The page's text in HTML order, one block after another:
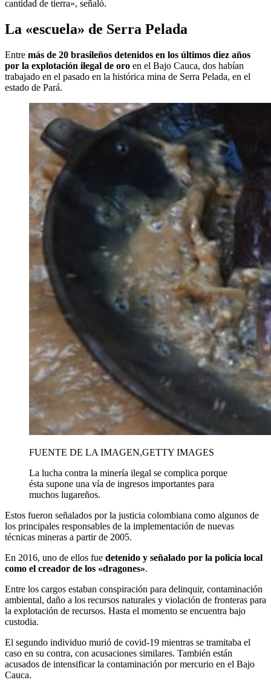
cantidad de tierra», señaló.
La «escuela» de Serra Pelada
Entre más de 20 brasileños detenidos en los últimos diez años
por la explotación ilegal de oro en el Bajo Cauca, dos habían
trabajado en el pasado en la histórica mina de Serra Pelada, en el
estado de Pará.
FUENTE DE LA IMAGEN,GETTY IMAGES
La lucha contra la minería ilegal se complica porque
ésta supone una vía de ingresos importantes para
muchos lugareños.
Estos fueron señalados por la justicia colombiana como algunos de
los principales responsables de la implementación de nuevas
técnicas mineras a partir de 2005.
En 2016, uno de ellos fue detenido y señalado por la policía local
como el creador de los «dragones».
Entre los cargos estaban conspiración para delinquir, contaminación
ambiental, daño a los recursos naturales y violación de fronteras para
la explotación de recursos. Hasta el momento se encuentra bajo
custodia.
El segundo individuo murió de covid-19 mientras se tramitaba el
caso en su contra, con acusaciones similares. También están
acusados ​​de intensificar la contaminación por mercurio en el Bajo
Cauca.